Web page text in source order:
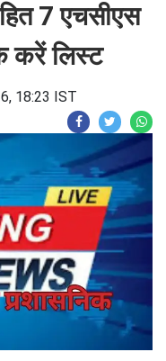
7 एचसीएस
करें लिस्ट
18:23 IST